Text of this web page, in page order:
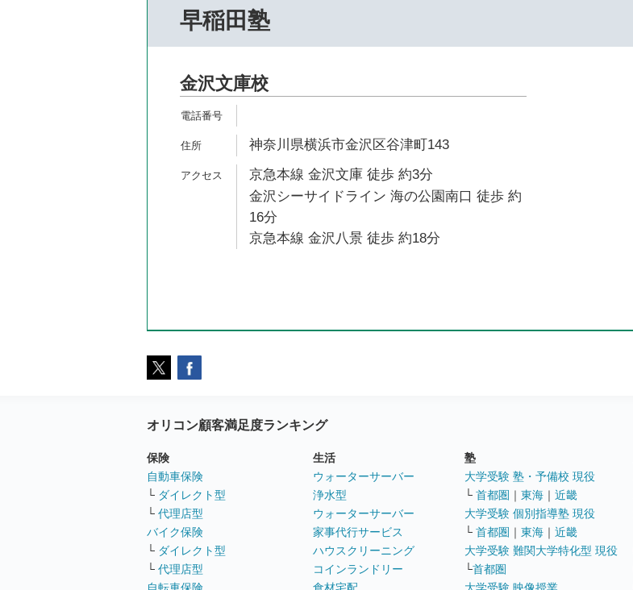
早稲田塾
金沢文庫校
神奈川県横浜市金沢区谷津町143
京急本線 金沢文庫 徒歩 約3分
金沢シーサイドライン 海の公園南口 徒歩 約
16分
京急本線 金沢八景 徒歩 約18分
オリコン顧客満足度ランキング
保険
自動車保険
└ ダイレクト型
└ 代理店型
バイク保険
└ ダイレクト型
└ 代理店型
生活
ウォーターサーバー
浄水型
ウォーターサーバー
家事代行サービス
ハウスクリーニング
コインランドリー
塾
大学受験 塾・予備校 現役
└ 首都圏 ｜ 東海 ｜ 近畿
大学受験 個別指導塾 現役
└ 首都圏 ｜ 東海 ｜ 近畿
大学受験 難関大学特化型 現役
└首都圏